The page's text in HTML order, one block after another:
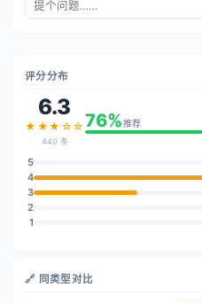
评分分布
6.3
★★★☆☆
440 条
76%推荐
5
4
3
2
1
🔗 同类型对比